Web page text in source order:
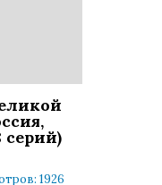
серий)
1926